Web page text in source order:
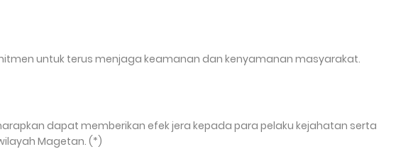
untuk terus menjaga keamanan dan kenyamanan masyarakat.
dapat memberikan efek jera kepada para pelaku kejahatan serta
Magetan. (*)